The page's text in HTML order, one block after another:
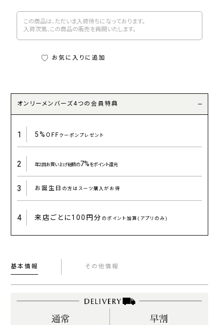
この商品は、ただいま入荷待ちになっております。
入荷次第、この商品の販売を再開いたします。
お気に入りに追加
オンリーメンバーズ4つの会員特典
1 5%OFFクーポンプレゼント
2 年2回お買い上げ総額の7%をポイント還元
3 お誕生日 の方はスーツ購入がお得
4 来店ごとに100円分 のポイント加算(アプリのみ)
基本情報 その他情報